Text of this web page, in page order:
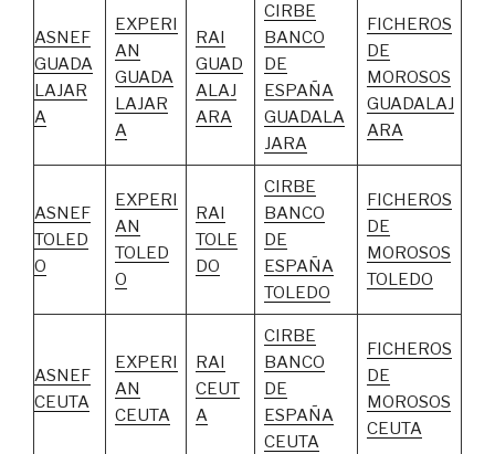
ASNEF
GUADA
LAJAR
A
EXPERI
AN
GUADA
LAJAR
A
RAI
GUAD
ALAJ
ARA
CIRBE
BANCO
DE
ESPAÑA
GUADALA
JARA
FICHEROS
DE
MOROSOS
GUADALAJ
ARA
ASNEF
TOLED
O
EXPERI
AN
TOLED
O
RAI
TOLE
DO
CIRBE
BANCO
DE
ESPAÑA
TOLEDO
FICHEROS
DE
MOROSOS
TOLEDO
ASNEF
CEUTA
EXPERI
AN
CEUTA
RAI
CEUT
A
CIRBE
BANCO
DE
ESPAÑA
CEUTA
FICHEROS
DE
MOROSOS
CEUTA